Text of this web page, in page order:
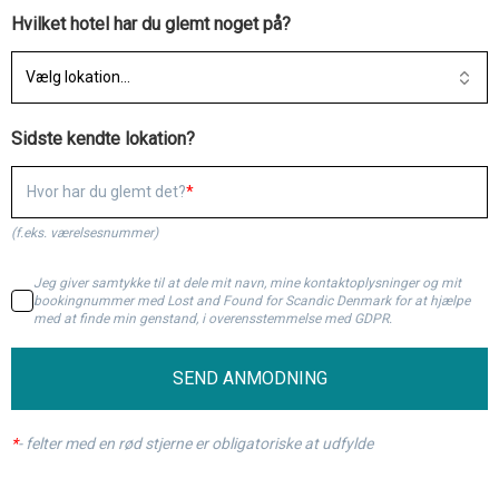
Hvilket hotel har du glemt noget på?
Vælg lokation...
Sidste kendte lokation?
Hvor har du glemt det?
(f.eks. værelsesnummer)
Jeg giver samtykke til at dele mit navn, mine kontaktoplysninger og mit
bookingnummer med Lost and Found for Scandic Denmark for at hjælpe
med at finde min genstand, i overensstemmelse med GDPR.
SEND ANMODNING
*- felter med en rød stjerne er obligatoriske at udfylde